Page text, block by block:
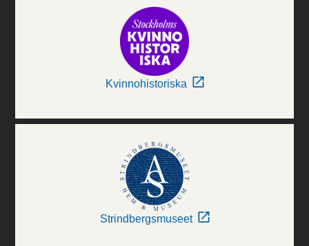
Kvinnohistoriska
Strindbergsmuseet